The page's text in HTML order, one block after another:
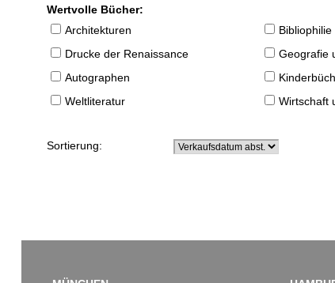
Wertvolle Bücher:
Architekturen
Bibliophilie
Drucke der Renaissance
Geografie
Autographen
Weltliteratur
Wirtschaft
Sortierung: